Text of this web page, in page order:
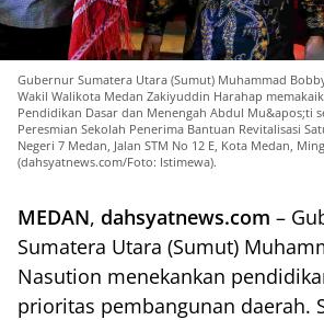
Gubernur Sumatera Utara (Sumut) Muhammad
Wakil Walikota Medan Zakiyuddin Harahap
Pendidikan Dasar dan Menengah Abdul Mu&apos;ti
Peresmian Sekolah Penerima Bantuan Revitalisasi
Negeri 7 Medan, Jalan STM No 12 E, Kota Medan,
(dahsyatnews.com/Foto: Istimewa).
MEDAN, dahsyatnews.com –
Sumatera Utara (Sumut)
Nasution menekankan
prioritas pembangunan daerah.